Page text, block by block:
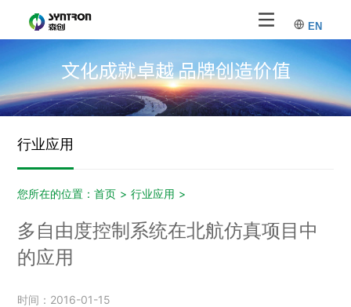
EN
文化成就卓越 品牌创造价值
行业应用
您所在的位置：首页 > 行业应用 >
多自由度控制系统在北航仿真项目中
的应用
时间：2016-01-15